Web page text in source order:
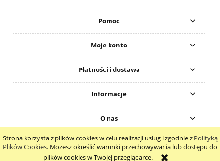
Strona korzysta z plików cookies w celu realizacji usług i zgodnie z Polityką
Plików Cookies. Możesz określić warunki przechowywania lub dostępu do
plików cookies w Twojej przeglądarce.
Pomoc
Moje konto
Płatności i dostawa
Informacje
O nas
pokaż pełną wersję strony